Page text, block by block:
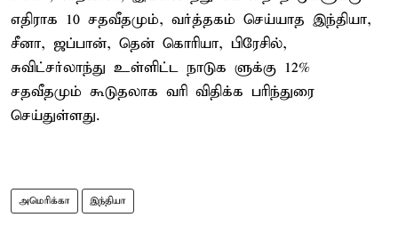
எதிராக 10 சதவீதமும், வர்த்தகம் செய்யாத இந்தியா,
சீனா, ஜப்பான், தென் கொரியா, பிரேசில்,
சுவிட்சர்லாந்து உள்ளிட்ட நாடுக ளுக்கு 12%
சதவீதமும் கூடுதலாக வரி விதிக்க பரிந்துரை
செய்துள்ளது.
அமெரிக்கா இந்தியா